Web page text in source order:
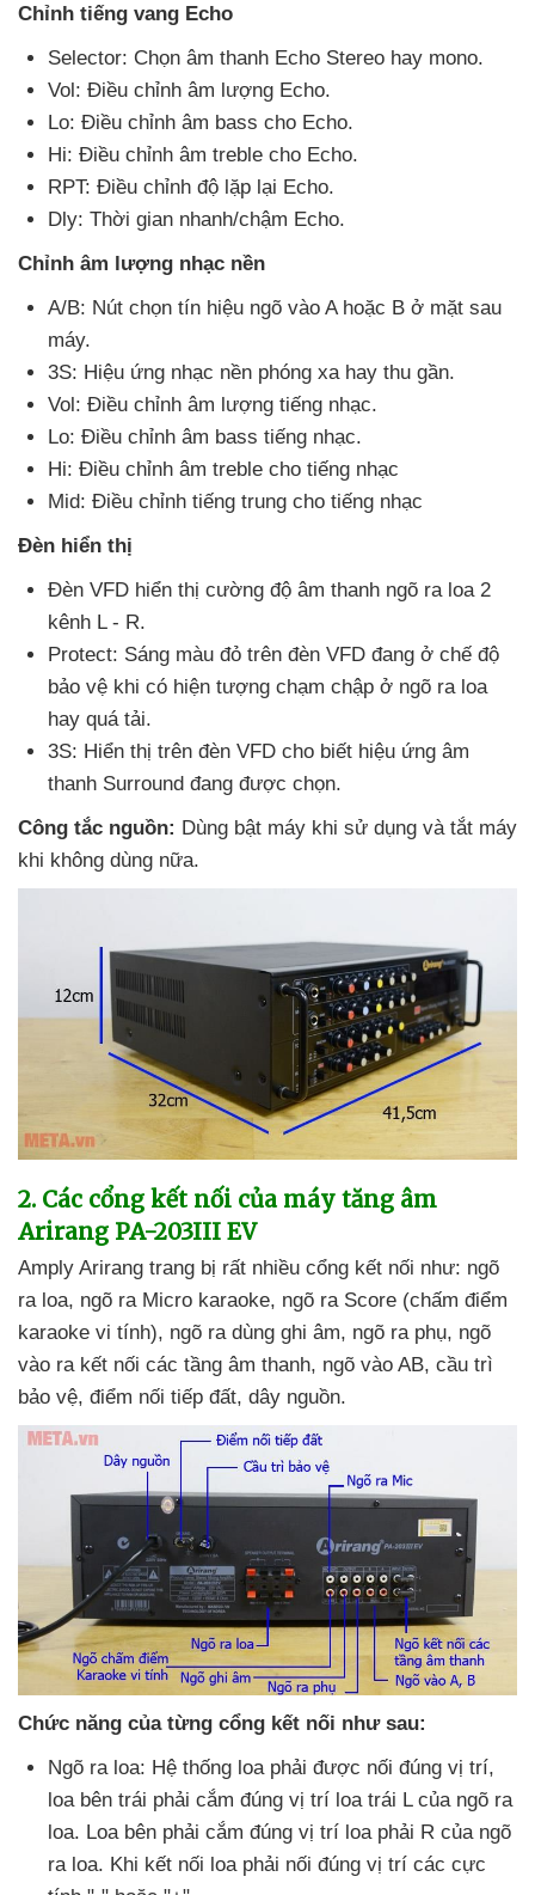
Chỉnh tiếng vang Echo
Selector: Chọn âm thanh Echo Stereo hay mono.
Vol: Điều chỉnh âm lượng Echo.
Lo: Điều chỉnh âm bass cho Echo.
Hi: Điều chỉnh âm treble cho Echo.
RPT: Điều chỉnh độ lặp lại Echo.
Dly: Thời gian nhanh/chậm Echo.
Chỉnh âm lượng nhạc nền
A/B: Nút chọn tín hiệu ngõ vào A hoặc B ở mặt sau
máy.
3S: Hiệu ứng nhạc nền phóng xa hay thu gần.
Vol: Điều chỉnh âm lượng tiếng nhạc.
Lo: Điều chỉnh âm bass tiếng nhạc.
Hi: Điều chỉnh âm treble cho tiếng nhạc
Mid: Điều chỉnh tiếng trung cho tiếng nhạc
Đèn hiển thị
Đèn VFD hiển thị cường độ âm thanh ngõ ra loa 2
kênh L - R.
Protect: Sáng màu đỏ trên đèn VFD đang ở chế độ
bảo vệ khi có hiện tượng chạm chập ở ngõ ra loa
hay quá tải.
3S: Hiển thị trên đèn VFD cho biết hiệu ứng âm
thanh Surround đang được chọn.
Công tắc nguồn: Dùng bật máy khi sử dụng và tắt máy
khi không dùng nữa.
2. Các cổng kết nối của máy tăng âm
Arirang PA-203III EV
Amply Arirang trang bị rất nhiều cổng kết nối như: ngõ
ra loa, ngõ ra Micro karaoke, ngõ ra Score (chấm điểm
karaoke vi tính), ngõ ra dùng ghi âm, ngõ ra phụ, ngõ
vào ra kết nối các tầng âm thanh, ngõ vào AB, cầu trì
bảo vệ, điểm nối tiếp đất, dây nguồn.
Chức năng của từng cổng kết nối như sau:
Ngõ ra loa: Hệ thống loa phải được nối đúng vị trí,
loa bên trái phải cắm đúng vị trí loa trái L của ngõ ra
loa. Loa bên phải cắm đúng vị trí loa phải R của ngõ
ra loa. Khi kết nối loa phải nối đúng vị trí các cực